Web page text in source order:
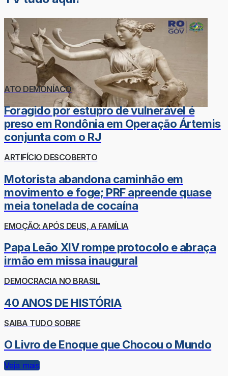
ATO DEMONÍACO
Foragido por estupro de vulnerável é
preso em Rondônia em Operação Ártemis
conjunta com o RJ
ARTIFÍCIO DESCOBERTO
Motorista abandona caminhão em
movimento e foge; PRF apreende quase
meia tonelada de cocaína
EMOÇÃO: APÓS DEUS, A FAMÍLIA
Papa Leão XIV rompe protocolo e abraça
irmão em missa inaugural
DEMOCRACIA NO BRASIL
40 ANOS DE HISTÓRIA
SAIBA TUDO SOBRE
O Livro de Enoque que Chocou o Mundo
Veja mais